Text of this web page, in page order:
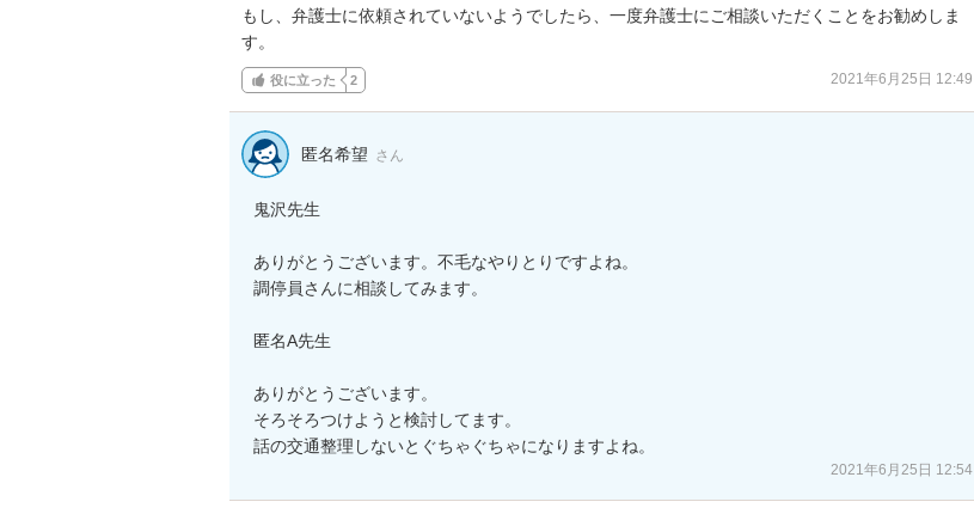
もし、弁護士に依頼されていないようでしたら、一度弁護士にご相談いただくことをお勧めしま
す。
役に立った 2 2021年6月25日 12:49
匿名希望 さん
鬼沢先生
ありがとうございます。不毛なやりとりですよね。
調停員さんに相談してみます。
匿名A先生
ありがとうございます。
そろそろつけようと検討してます。
話の交通整理しないとぐちゃぐちゃになりますよね。
2021年6月25日 12:54